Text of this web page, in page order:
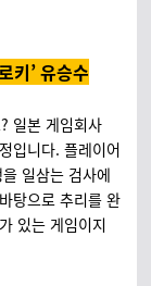
키’ 유승수
일본 게임회사
입니다. 플레이어
일삼는 검사에
탕으로 추리를 완
있는 게임이지